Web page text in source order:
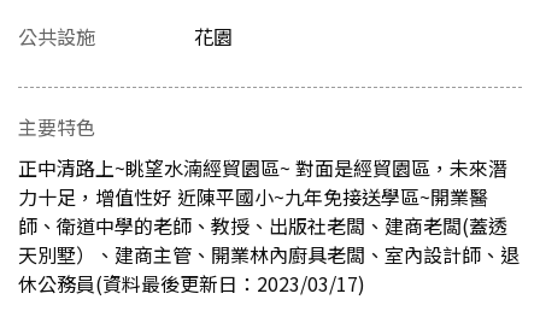
公共設施
花園
主要特色
正中清路上~眺望水湳經貿園區~ 對面是經貿園區，未來潛
力十足，增值性好 近陳平國小~九年免接送學區~開業醫
師、衛道中學的老師、教授、出版社老闆、建商老闆(蓋透
天別墅）、建商主管、開業林內廚具老闆、室內設計師、退
休公務員(資料最後更新日：2023/03/17)